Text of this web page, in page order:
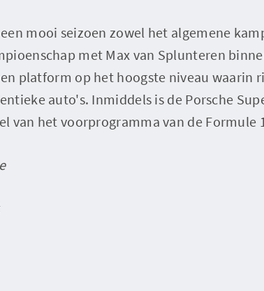
mooi seizoen zowel het algemene
met Max van Splunteren
platform op het hoogste niveau waarin
auto's. Inmiddels is de Porsche
van het voorprogramma van de Formule